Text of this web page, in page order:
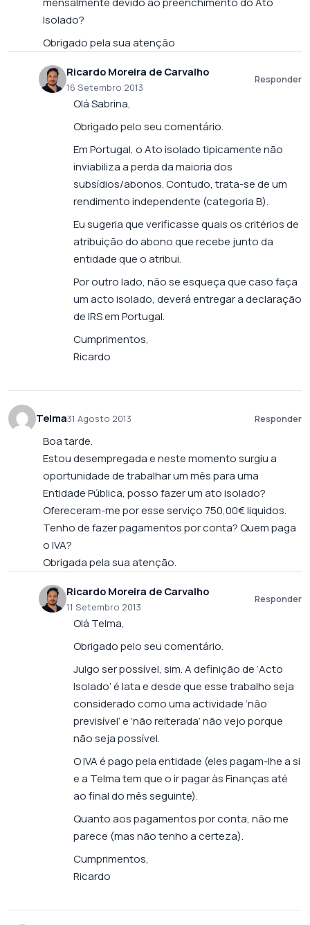
Isolado?
Obrigado pela sua atenção
Ricardo Moreira de Carvalho
16 Setembro 2013
Responder
Olá Sabrina,
Obrigado pelo seu comentário.
Em Portugal, o Ato isolado tipicamente não
inviabiliza a perda da maioria dos
subsídios/abonos. Contudo, trata-se de um
rendimento independente (categoria B).
Eu sugeria que verificasse quais os critérios de
atribuição do abono que recebe junto da
entidade que o atribui.
Por outro lado, não se esqueça que caso faça
um acto isolado, deverá entregar a declaração
de IRS em Portugal.
Cumprimentos,
Ricardo
Telma31 Agosto 2013 Responder
Boa tarde.
Estou desempregada e neste momento surgiu a
oportunidade de trabalhar um mês para uma
Entidade Pública, posso fazer um ato isolado?
Ofereceram-me por esse serviço 750,00€ liquidos.
Tenho de fazer pagamentos por conta? Quem paga
o IVA?
Obrigada pela sua atenção.
Ricardo Moreira de Carvalho
11 Setembro 2013
Responder
Olá Telma,
Obrigado pelo seu comentário.
Julgo ser possível, sim. A definição de ‘Acto
Isolado’ é lata e desde que esse trabalho seja
considerado como uma actividade ‘não
previsível’ e ‘não reiterada’ não vejo porque
não seja possível.
O IVA é pago pela entidade (eles pagam-lhe a si
e a Telma tem que o ir pagar às Finanças até
ao final do mês seguinte).
Quanto aos pagamentos por conta, não me
parece (mas não tenho a certeza).
Cumprimentos,
Ricardo